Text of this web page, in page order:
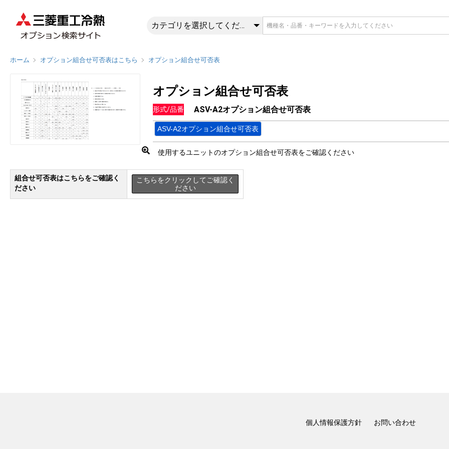
ASV-A2オプション組合せ可否表 | オプ
カテゴリを選択してください
ホーム オプション組合せ可否表はこちら オプション組合せ可否表
オプション組合せ可否表
形式/品番 ASV-A2オプション組合せ可否表
ASV-A2オプション組合せ可否表
使用するユニットのオプション組合せ可否表をご確認ください
組合せ可否表はこちらをご確認く
ださい
こちらをクリックしてご確認く
ださい
個人情報保護方針 お問い合わせ